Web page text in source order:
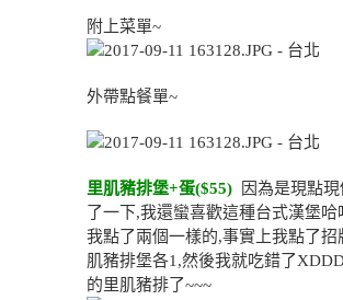
附上菜單~
外帶點餐單~
里肌豬排堡+蛋($55)
因為是現點
了一下,我還蠻喜歡這種台式漢堡哈
我點了兩個一樣的,事實上我點了招
肌豬排堡各1,然後我就吃錯了
的里肌豬排了~~~